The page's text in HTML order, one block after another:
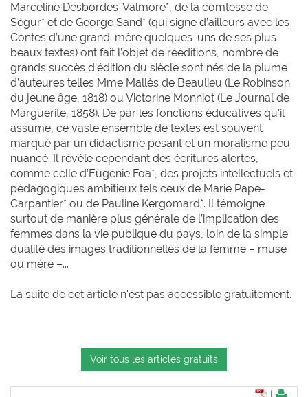
Marceline Desbordes-Valmore*, de la comtesse de
Ségur* et de George Sand* (qui signe d’ailleurs avec les
Contes d’une grand-mère quelques-uns de ses plus
beaux textes) ont fait l’objet de rééditions, nombre de
grands succès d’édition du siècle sont nés de la plume
d’auteures telles Mme Mallès de Beaulieu (Le Robinson
du jeune âge, 1818) ou Victorine Monniot (Le Journal de
Marguerite, 1858). De par les fonctions éducatives qu’il
assume, ce vaste ensemble de textes est souvent
marqué par un didactisme pesant et un moralisme peu
nuancé. Il révèle cependant des écritures alertes,
comme celle d’Eugénie Foa*, des projets intellectuels et
pédagogiques ambitieux tels ceux de Marie Pape-
Carpantier* ou de Pauline Kergomard*. Il témoigne
surtout de manière plus générale de l’implication des
femmes dans la vie publique du pays, loin de la simple
dualité des images traditionnelles de la femme – muse
ou mère –...
La suite de cet article n'est pas accessible gratuitement.
Voir tous les articles gratuits